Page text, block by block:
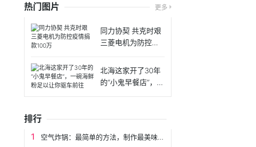
热门图片 更多
同力协契 共克时艰
三菱电机为防控疫
北海这家开了30年
的“小鬼早餐店”，一
碗
排行
空气炸锅：最简单的方法，制作最美味的美食